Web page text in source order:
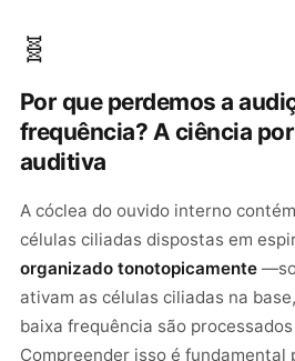
🧬
Por que perdemos a
frequência? A ciência
auditiva
A cóclea do ouvido interno
células ciliadas dispostas em
organizado tonotopicamente
ativam as células ciliadas na
baixa frequência são
Compreender isso é fundamental